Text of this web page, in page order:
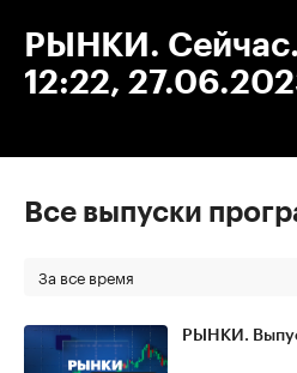
РЫНКИ.
12:22,
Все выпуски
За все время
РЫНКИ.